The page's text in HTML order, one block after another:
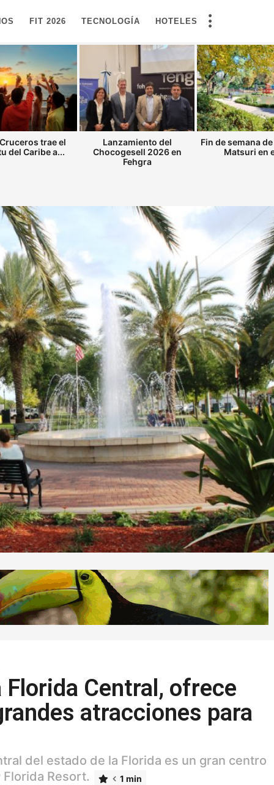
FIT 2026 TECNOLOGÍA HOTELES
trae el
del Caribe a...
Lanzamiento del
Chocogesell 2026 en
Fehgra
Fin de semana
Matsuri en
Central, ofrece
atracciones para
del estado de la Florida es un gran centro
Florida Resort.
1 min